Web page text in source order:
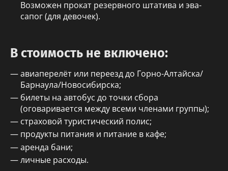
Возможен прокат резервного штатива и эва-
сапог (для девочек).
В стоимость не включено:
авиаперелёт или переезд до Горно-Алтайска/
Барнаула/Новосибирска;
билеты на автобус до точки сбора
(оговаривается между всеми членами группы);
страховой туристический полис;
продукты питания и питание в кафе;
аренда бани;
личные расходы.